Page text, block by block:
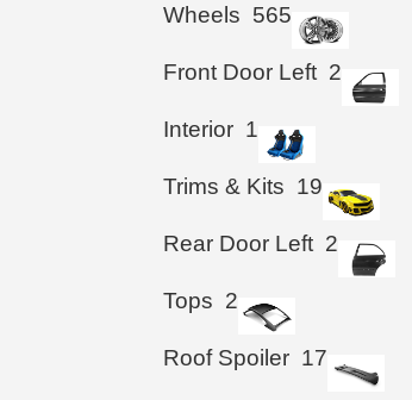
Wheels 565
Front Door Left 2
Interior 1
Trims & Kits 19
Rear Door Left 2
Tops 2
Roof Spoiler 17